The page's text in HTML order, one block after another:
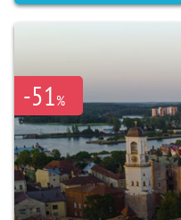
-51%